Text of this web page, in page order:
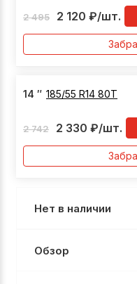
2 495 2 120 ₽/шт.
14 ″ 185/55 R14 80T
2 742 2 330 ₽/шт.
Нет в наличии
Обзор